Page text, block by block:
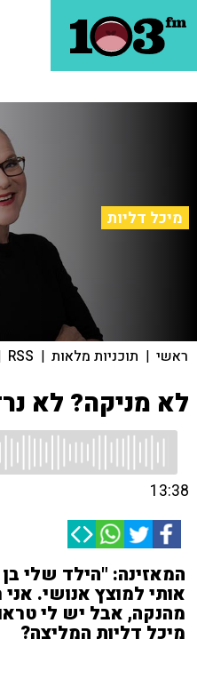
מיכל דליות
ראשי | תוכניות מלאות |
RSS
לא מניקה? לא
13:38
המאזינה: "הילד שלי
אותי למוצץ אנושי. אני
מהנקה, אבל יש לי
מיכל דליות המליצה?